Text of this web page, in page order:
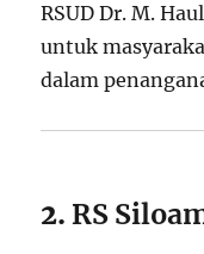
RSUD Dr. M.
untuk
dalam
2.RS